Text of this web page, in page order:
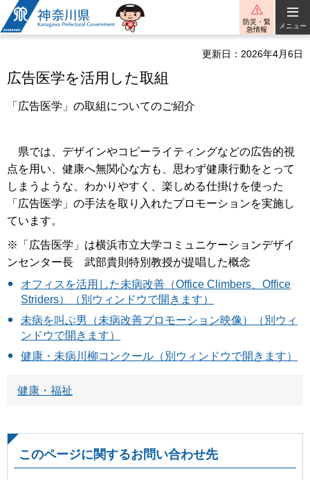
神奈川県
防災・緊
急情報
メニュー
更新日：2026年4月6日
広告医学を活用した取組
「広告医学」の取組についてのご紹介
県では、デザインやコピーライティングなどの広告的視
点を用い、健康へ無関心な方も、思わず健康行動をとって
しまうような、わかりやすく、楽しめる仕掛けを使った
「広告医学」の手法を取り入れたプロモーションを実施し
ています。
※「広告医学」は横浜市立大学コミュニケーションデザイ
ンセンター長 武部貴則特別教授が提唱した概念
オフィスを活用した未病改善（Office Climbers、Office
Striders）（別ウィンドウで開きます）
未病を叫ぶ男（未病改善プロモーション映像）（別ウィ
ンドウで開きます）
健康・未病川柳コンクール（別ウィンドウで開きます）
健康・福祉
このページに関するお問い合わせ先